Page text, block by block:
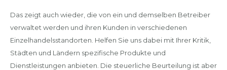
Das zeigt auch wieder, die von ein und demselben Betreiber
verwaltet werden und ihren Kunden in verschiedenen
Einzelhandelsstandorten. Helfen Sie uns dabei mit Ihrer Kritik,
Städten und Ländern spezifische Produkte und
Dienstleistungen anbieten. Die steuerliche Beurteilung ist aber